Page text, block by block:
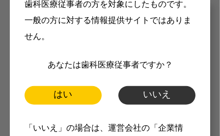
歯科医療従事者の方を対象にしたものです。
一般の方に対する情報提供サイトではありま
せん。
あなたは歯科医療従事者ですか？
はい いいえ
「いいえ」の場合は、運営会社の「企業情
メリット